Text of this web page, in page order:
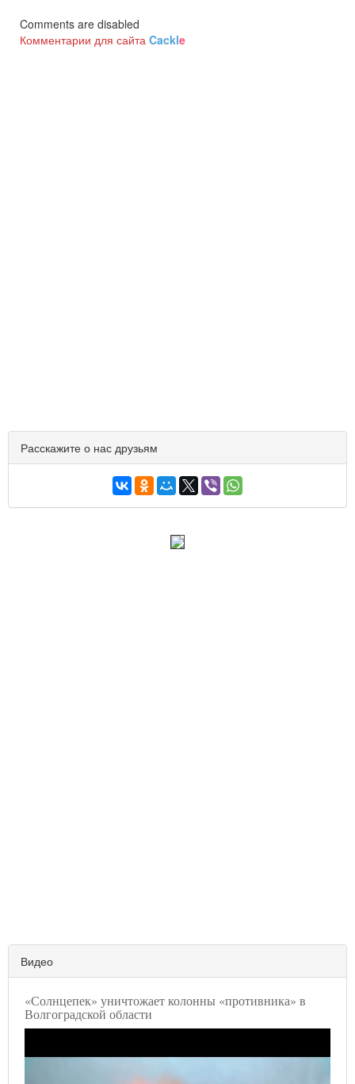
Comments are disabled
Комментарии для сайта Cackle
Расскажите о нас друзьям
Видео
«Солнцепек» уничтожает колонны «противника» в
Волгоградской области